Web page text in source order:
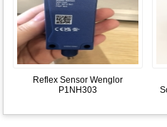
Reflex Sensor Wenglor
P1NH303